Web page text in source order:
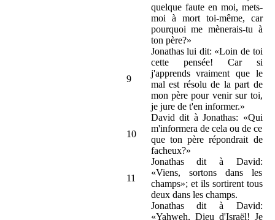
quelque faute en moi, mets-
moi à mort toi-même, car
pourquoi me mènerais-tu à
ton père?»
9
Jonathas lui dit: «Loin de toi
cette pensée! Car si
j'apprends vraiment que le
mal est résolu de la part de
mon père pour venir sur toi,
je jure de t'en informer.»
10
David dit à Jonathas: «Qui
m'informera de cela ou de ce
que ton père répondrait de
facheux?»
11
Jonathas dit à David:
«Viens, sortons dans les
champs»; et ils sortirent tous
deux dans les champs.
Jonathas dit à David:
«Yahweh, Dieu d'Israël! Je